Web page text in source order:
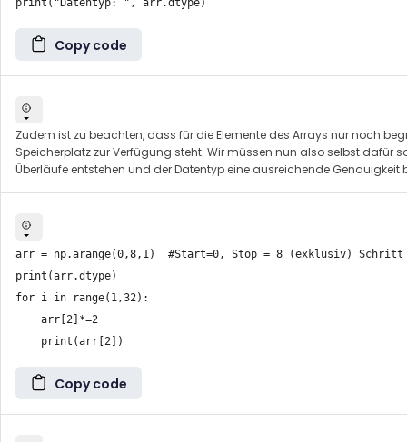
Copy code
Zudem ist zu beachten, dass für die Elemente des Arrays nur noch
Speicherplatz zur Verfügung steht. Wir müssen nun also selbst dafür
Überläufe entstehen und der Datentyp eine ausreichende Genauigkeit
arr = np.arange(0,8,1)  #Start=0, Stop = 8 (exklusiv)
print(arr.dtype)
for i in range(1,32):
    arr[2]*=2
Copy code